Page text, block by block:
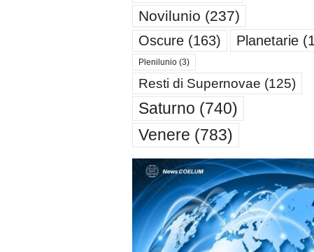
Novilunio (237)
Oscure(163) Planetarie
Plenilunio(3)
Resti di Supernovae (125)
Saturno (740)
Venere (783)